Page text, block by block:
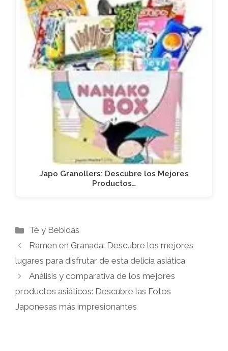
Japo Granollers: Descubre los Mejores
Productos…
Categorías
Té y Bebidas
Ramen en Granada: Descubre los mejores
lugares para disfrutar de esta delicia asiática
Análisis y comparativa de los mejores
productos asiáticos: Descubre las Fotos
Japonesas más impresionantes